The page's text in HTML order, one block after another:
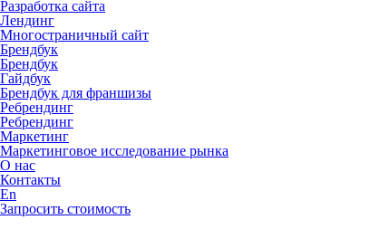
Разработка сайта
Лендинг
Многостраничный сайт
Брендбук
Брендбук
Гайдбук
Брендбук для франшизы
Ребрендинг
Ребрендинг
Маркетинг
Маркетинговое исследование рынка
О нас
Контакты
En
Запросить стоимость